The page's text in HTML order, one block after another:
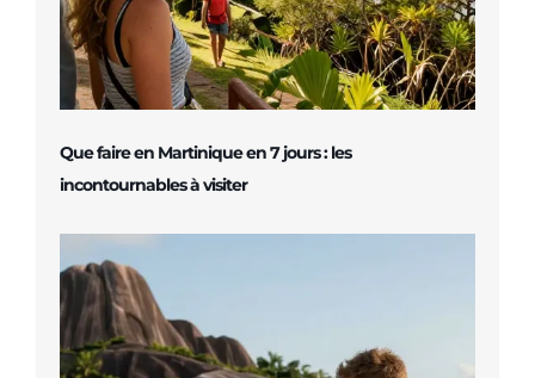
Que faire en Martinique en 7 jours : les
incontournables à visiter